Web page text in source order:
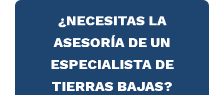
¿NECESITAS LA
ASESORÍA DE UN
ESPECIALISTA DE
TIERRAS BAJAS?